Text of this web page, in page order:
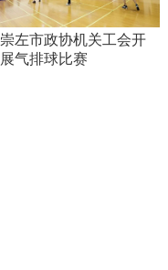
崇左市政协机关工会开
展气排球比赛